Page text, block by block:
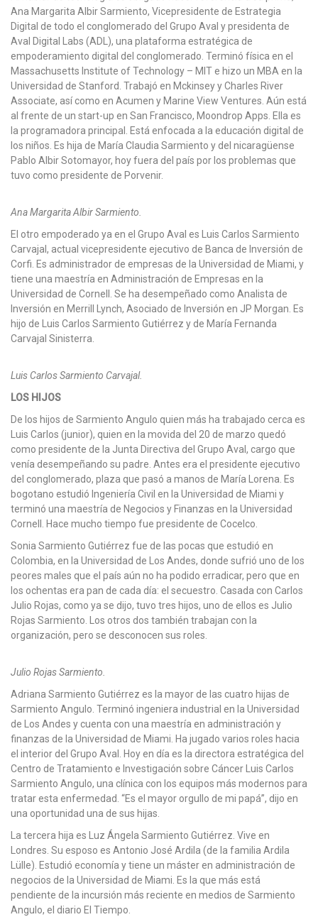
Ana Margarita Albir Sarmiento, Vicepresidente de Estrategia
Digital de todo el conglomerado del Grupo Aval y presidenta de
Aval Digital Labs (ADL), una plataforma estratégica de
empoderamiento digital del conglomerado. Terminó física en el
Massachusetts Institute of Technology – MIT e hizo un MBA en la
Universidad de Stanford. Trabajó en Mckinsey y Charles River
Associate, así como en Acumen y Marine View Ventures. Aún está
al frente de un start-up en San Francisco, Moondrop Apps. Ella es
la programadora principal. Está enfocada a la educación digital de
los niños. Es hija de María Claudia Sarmiento y del nicaragüense
Pablo Albir Sotomayor, hoy fuera del país por los problemas que
tuvo como presidente de Porvenir.
Ana Margarita Albir Sarmiento.
El otro empoderado ya en el Grupo Aval es Luis Carlos Sarmiento
Carvajal, actual vicepresidente ejecutivo de Banca de Inversión de
Corfi. Es administrador de empresas de la Universidad de Miami, y
tiene una maestría en Administración de Empresas en la
Universidad de Cornell. Se ha desempeñado como Analista de
Inversión en Merrill Lynch, Asociado de Inversión en JP Morgan. Es
hijo de Luis Carlos Sarmiento Gutiérrez y de María Fernanda
Carvajal Sinisterra.
Luis Carlos Sarmiento Carvajal.
LOS HIJOS
De los hijos de Sarmiento Angulo quien más ha trabajado cerca es
Luis Carlos (junior), quien en la movida del 20 de marzo quedó
como presidente de la Junta Directiva del Grupo Aval, cargo que
venía desempeñando su padre. Antes era el presidente ejecutivo
del conglomerado, plaza que pasó a manos de María Lorena. Es
bogotano estudió Ingeniería Civil en la Universidad de Miami y
terminó una maestría de Negocios y Finanzas en la Universidad
Cornell. Hace mucho tiempo fue presidente de Cocelco.
Sonia Sarmiento Gutiérrez fue de las pocas que estudió en
Colombia, en la Universidad de Los Andes, donde sufrió uno de los
peores males que el país aún no ha podido erradicar, pero que en
los ochentas era pan de cada día: el secuestro. Casada con Carlos
Julio Rojas, como ya se dijo, tuvo tres hijos, uno de ellos es Julio
Rojas Sarmiento. Los otros dos también trabajan con la
organización, pero se desconocen sus roles.
Julio Rojas Sarmiento.
Adriana Sarmiento Gutiérrez es la mayor de las cuatro hijas de
Sarmiento Angulo. Terminó ingeniera industrial en la Universidad
de Los Andes y cuenta con una maestría en administración y
finanzas de la Universidad de Miami. Ha jugado varios roles hacia
el interior del Grupo Aval. Hoy en día es la directora estratégica del
Centro de Tratamiento e Investigación sobre Cáncer Luis Carlos
Sarmiento Angulo, una clínica con los equipos más modernos para
tratar esta enfermedad. “Es el mayor orgullo de mi papá”, dijo en
una oportunidad una de sus hijas.
La tercera hija es Luz Ángela Sarmiento Gutiérrez. Vive en
Londres. Su esposo es Antonio José Ardila (de la familia Ardila
Lülle). Estudió economía y tiene un máster en administración de
negocios de la Universidad de Miami. Es la que más está
pendiente de la incursión más reciente en medios de Sarmiento
Angulo, el diario El Tiempo.